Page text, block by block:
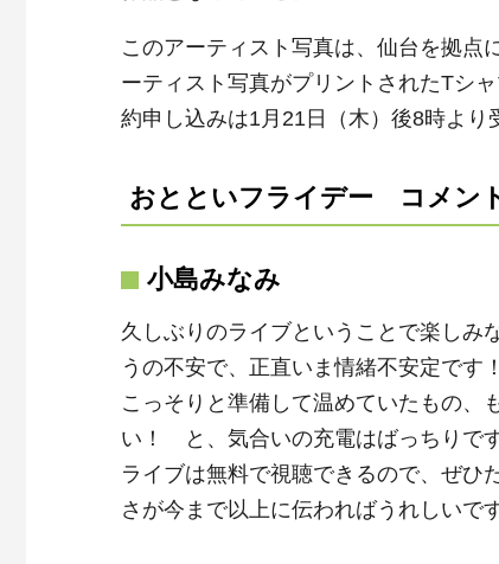
このアーティスト写真は、仙台を拠点
ーティスト写真がプリントされたTシ
約申し込みは1月21日（木）後8時より
おとといフライデー コメン
小島みなみ
久しぶりのライブということで楽しみ
うの不安で、正直いま情緒不安定で
こっそりと準備して温めていたもの、
い！ と、気合いの充電はばっちりで
ライブは無料で視聴できるので、ぜひ
さが今まで以上に伝わればうれしいで